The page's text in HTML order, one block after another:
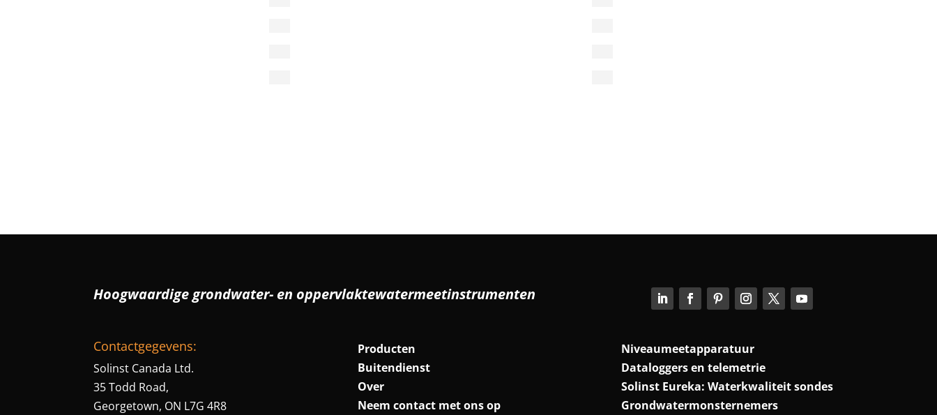
Hoogwaardige grondwater- en oppervlaktewatermeetinstrumenten
Contactgegevens:
Solinst Canada Ltd.
35 Todd Road,
Georgetown, ON L7G 4R8
Producten
Buitendienst
Over
Neem contact met ons op
Niveaumeetapparatuur
Dataloggers en telemetrie
Solinst Eureka: Waterkwaliteit sondes
Grondwatermonsternemers